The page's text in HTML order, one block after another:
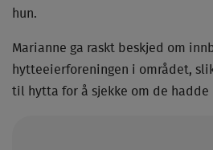
hun.
Marianne ga raskt beskjed om
hytteeierforeningen i området,
til hytta for å sjekke om de hadde